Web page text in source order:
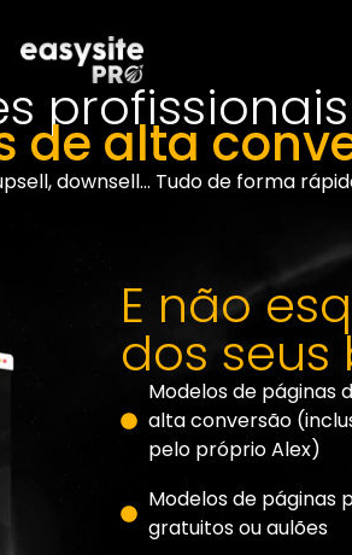
profissionais
de alta
downsell… Tudo de forma
E não
dos seus
Modelos de páginas
alta conversão
pelo próprio Alex)
Modelos de páginas
gratuitos ou aulões